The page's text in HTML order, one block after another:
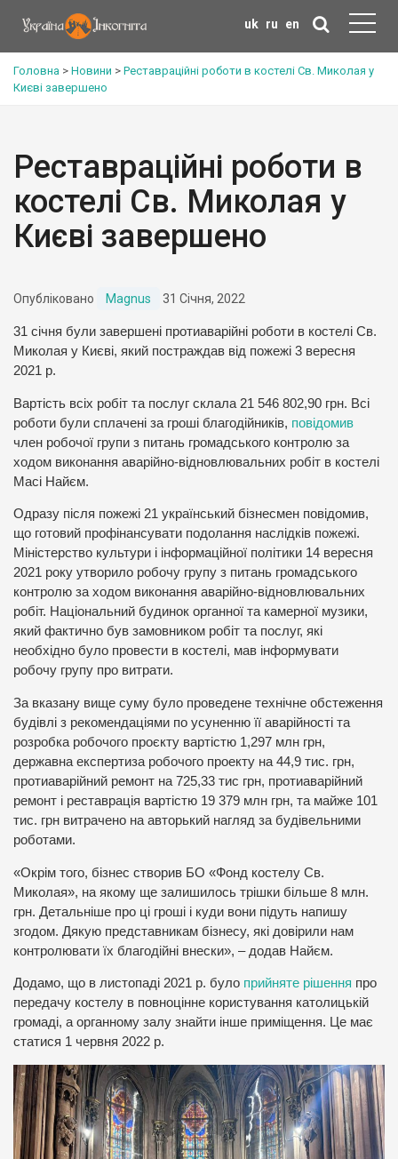
uk ru en
Головна > Новини > Реставраційні роботи в костелі Св. Миколая у
Києві завершено
Реставраційні роботи в
костелі Св. Миколая у
Києві завершено
Опубліковано Magnus 31 Січня, 2022
31 січня були завершені протиаварійні роботи в костелі Св.
Миколая у Києві, який постраждав від пожежі 3 вересня
2021 р.
Вартість всіх робіт та послуг склала 21 546 802,90 грн. Всі
роботи були сплачені за гроші благодійників, повідомив
член робочої групи з питань громадського контролю за
ходом виконання аварійно-відновлювальних робіт в костелі
Масі Найєм.
Одразу після пожежі 21 український бізнесмен повідомив,
що готовий профінансувати подолання наслідків пожежі.
Міністерство культури і інформаційної політики 14 вересня
2021 року утворило робочу групу з питань громадського
контролю за ходом виконання аварійно-відновлювальних
робіт. Національний будинок органної та камерної музики,
який фактично був замовником робіт та послуг, які
необхідно було провести в костелі, мав інформувати
робочу групу про витрати.
За вказану вище суму було проведене технічне обстеження
будівлі з рекомендаціями по усуненню її аварійності та
розробка робочого проєкту вартістю 1,297 млн грн,
державна експертиза робочого проекту на 44,9 тис. грн,
протиаварійний ремонт на 725,33 тис грн, протиаварійний
ремонт і реставрація вартістю 19 379 млн грн, та майже 101
тис. грн витрачено на авторький нагляд за будівельними
роботами.
«Окрім того, бізнес створив БО «Фонд костелу Св.
Миколая», на якому ще залишилось трішки більше 8 млн.
грн. Детальніше про ці гроші і куди вони підуть напишу
згодом. Дякую представникам бізнесу, які довірили нам
контролювати їх благодійні внески», – додав Найєм.
Додамо, що в листопаді 2021 р. було прийняте рішення про
передачу костелу в повноцінне користування католицькій
громаді, а органному залу знайти інше приміщення. Це має
статися 1 червня 2022 р.